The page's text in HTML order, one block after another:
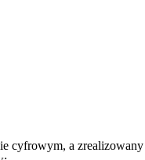
cyfrowym, a